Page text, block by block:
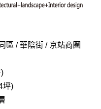
區 / 華陰街 / 京站商圈
坪)